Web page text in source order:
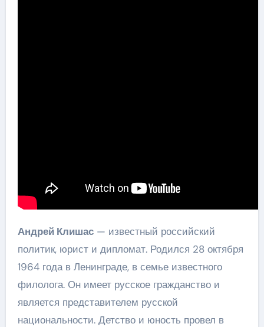
Андрей Клишас— известный российский
политик, юрист и дипломат. Родился 28 октября
1964 года в Ленинграде, в семье известного
филолога. Он имеет русское гражданство и
является представителем русской
национальности. Детство и юность провел в